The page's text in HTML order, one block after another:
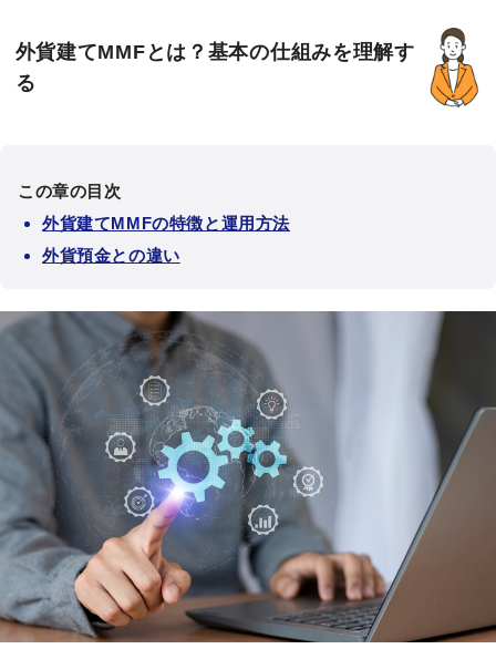
外貨建てMMFとは？基本の仕組みを理解す
る
この章の目次
外貨建てMMFの特徴と運用方法
外貨預金との違い